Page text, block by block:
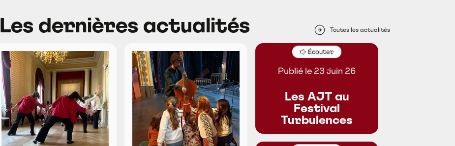
Les dernières actualités
Écouter
Publié le 23 juin 26
Les AJT au
Festival
Turbulences
Toutes les actualités